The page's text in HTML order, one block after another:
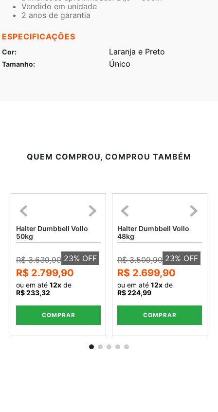
Vendido em unidade
2 anos de garantia
ESPECIFICAÇÕES
Cor Laranja e Preto
Tamanho Único
QUEM COMPROU, COMPROU TAMBÉM
Halter Dumbbell Vollo
50kg
R$ 3.639,90 23% OFF
R$ 2.799,90
ou em até 12x de
R$ 233,32
COMPRAR
Halter Dumbbell Vollo
48kg
R$ 3.509,90 23% OFF
R$ 2.699,90
ou em até 12x de
R$ 224,99
COMPRAR